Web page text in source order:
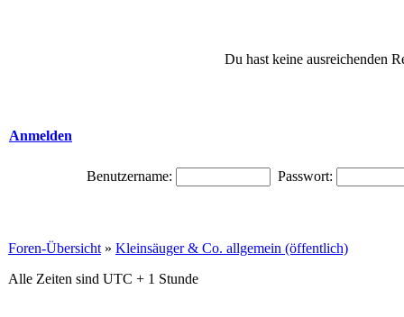
Du hast keine ausreichenden
Anmelden
Benutzername: Passwort:
Foren-Übersicht » Kleinsäuger & Co. allgemein (öffentlich)
Alle Zeiten sind UTC + 1 Stunde